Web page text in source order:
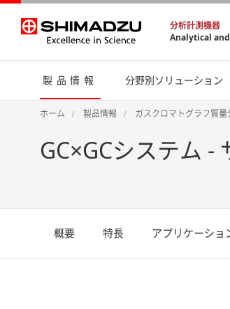
分析計測機器
Analytical
製品情報 分野別ソリューション
ホーム 製品情報 ガスクロマトグラフ質量
GC×GCシステム -
概要 特長 アプリケーショ